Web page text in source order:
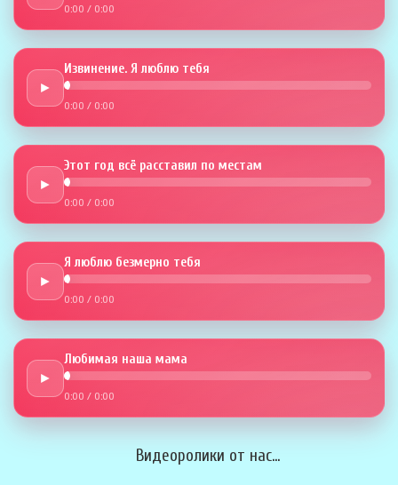
0:00 / 0:00
►
Извинение. Я люблю тебя
0:00 / 0:00
►
Этот год всё расставил по местам
0:00 / 0:00
►
Я люблю безмерно тебя
0:00 / 0:00
►
Любимая наша мама
0:00 / 0:00
Видеоролики от нас...